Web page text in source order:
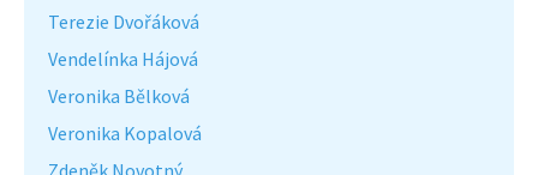
Terezie Dvořáková
Vendelínka Hájová
Veronika Bělková
Veronika Kopalová
Zdeněk Novotný